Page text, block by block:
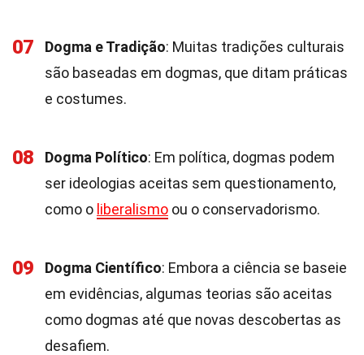
07 Dogma e Tradição: Muitas tradições culturais
são baseadas em dogmas, que ditam práticas
e costumes.
08 Dogma Político: Em política, dogmas podem
ser ideologias aceitas sem questionamento,
como o liberalismo ou o conservadorismo.
09 Dogma Científico: Embora a ciência se baseie
em evidências, algumas teorias são aceitas
como dogmas até que novas descobertas as
desafiem.